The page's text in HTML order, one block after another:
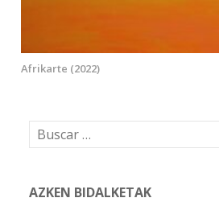
Afrikarte (2022)
AZKEN BIDALKETAK